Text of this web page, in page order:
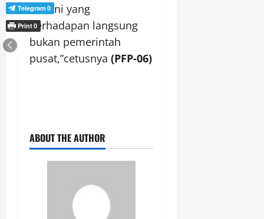
Kita ini yang
berhadapan langsung
bukan pemerintah
pusat,”cetusnya (PFP-06)
ABOUT THE AUTHOR
Telegram 0
Print0